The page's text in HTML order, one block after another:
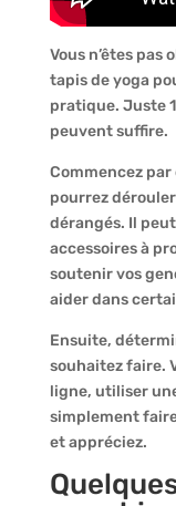
Vous n’êtes pas
tapis de yoga
pratique. Juste
peuvent suffire.
Commencez
pourrez
dérangés. Il
accessoires à
soutenir vos
aider dans
Ensuite,
souhaitez faire.
ligne, utiliser
simplement
et appréciez.